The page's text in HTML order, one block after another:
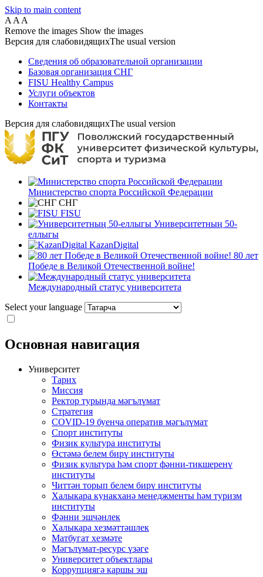
Skip to main content
A A A
Remove the images Show the images
Версия для слабовидящихThe usual version
Сведения об образовательной организации
Базовая организация СНГ
FISU Healthy Campus
Услуги объектов
Контакты
Версия для слабовидящихThe usual version
Министерство спорта Российской Федерации
СНГ
FISU
Университетның 50-
еллыгы
KazanDigital
80 лет
Победе в Великой Отечественной войне!
Международный статус университета
Select your language
Основная навигация
Университет
Тарих
Миссия
Ректор турында мәгълүмат
Стратегия
COVID-19 буенча оператив мәгълүмат
Спорт институты
Физик культура институты
Өстәмә белем бирү институты
Физик культура һәм спорт фәнни-тикшеренү
институты
Читтән торып белем бирү институты
Халыкара кунакханә менеджменты һәм туризм
институты
Фәнни эшчәнлек
Халыкара хезмәттәшлек
Матбугат хезмәте
Мәгълүмат-ресурс үзәге
Университет объектлары
Коррупциягә каршы эш